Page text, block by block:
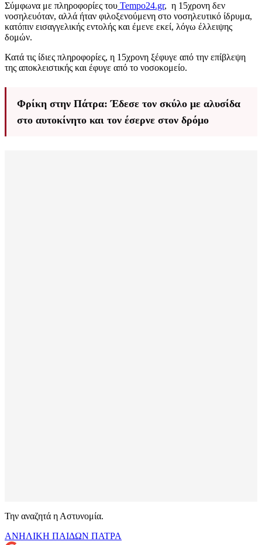
Σύμφωνα με πληροφορίες του Tempo24.gr, η 15χρονη δεν
νοσηλευόταν, αλλά ήταν φιλοξενούμενη στο νοσηλευτικό ίδρυμα,
κατόπιν εισαγγελικής εντολής και έμενε εκεί, λόγω έλλειψης
δομών.
Κατά τις ίδιες πληροφορίες, η 15χρονη ξέφυγε από την επίβλεψη
της αποκλειστικής και έφυγε από το νοσοκομείο.
Φρίκη στην Πάτρα: Έδεσε τον σκύλο με αλυσίδα
στο αυτοκίνητο και τον έσερνε στον δρόμο
Την αναζητά η Αστυνομία.
ΑΝΗΛΙΚΗ ΠΑΙΔΩΝ ΠΑΤΡΑ